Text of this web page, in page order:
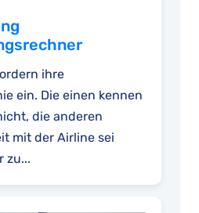
ihre
ein. Die einen kennen
die anderen
mit der Airline sei
zu...